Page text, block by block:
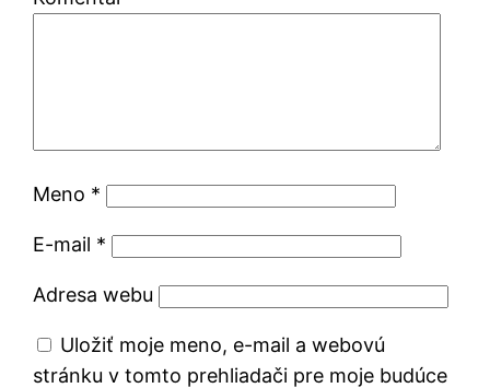
Meno *
E-mail *
Adresa webu
Uložiť moje meno, e-mail a webovú
stránku v tomto prehliadači pre moje budúce